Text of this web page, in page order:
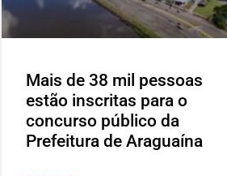
Mais de 38 mil pessoas
estão inscritas para o
concurso público da
Prefeitura de Araguaína